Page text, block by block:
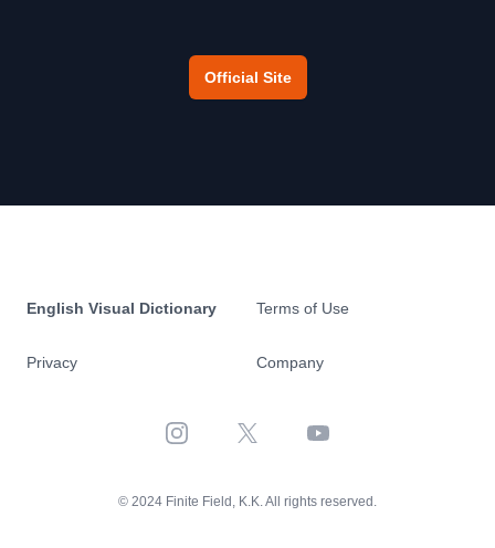
Official Site
English Visual Dictionary
Privacy
Terms of Use
Company
Instagram X YouTube
© 2024 Finite Field, K.K. All rights reserved.